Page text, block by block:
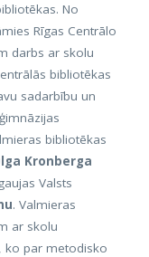
No
Rīgas Centrālo
darbs ar skolu
bibliotēkas
sadarbību un
bibliotēkas
Kronberga
Valsts
. Valmieras
ar skolu
ko par metodisko